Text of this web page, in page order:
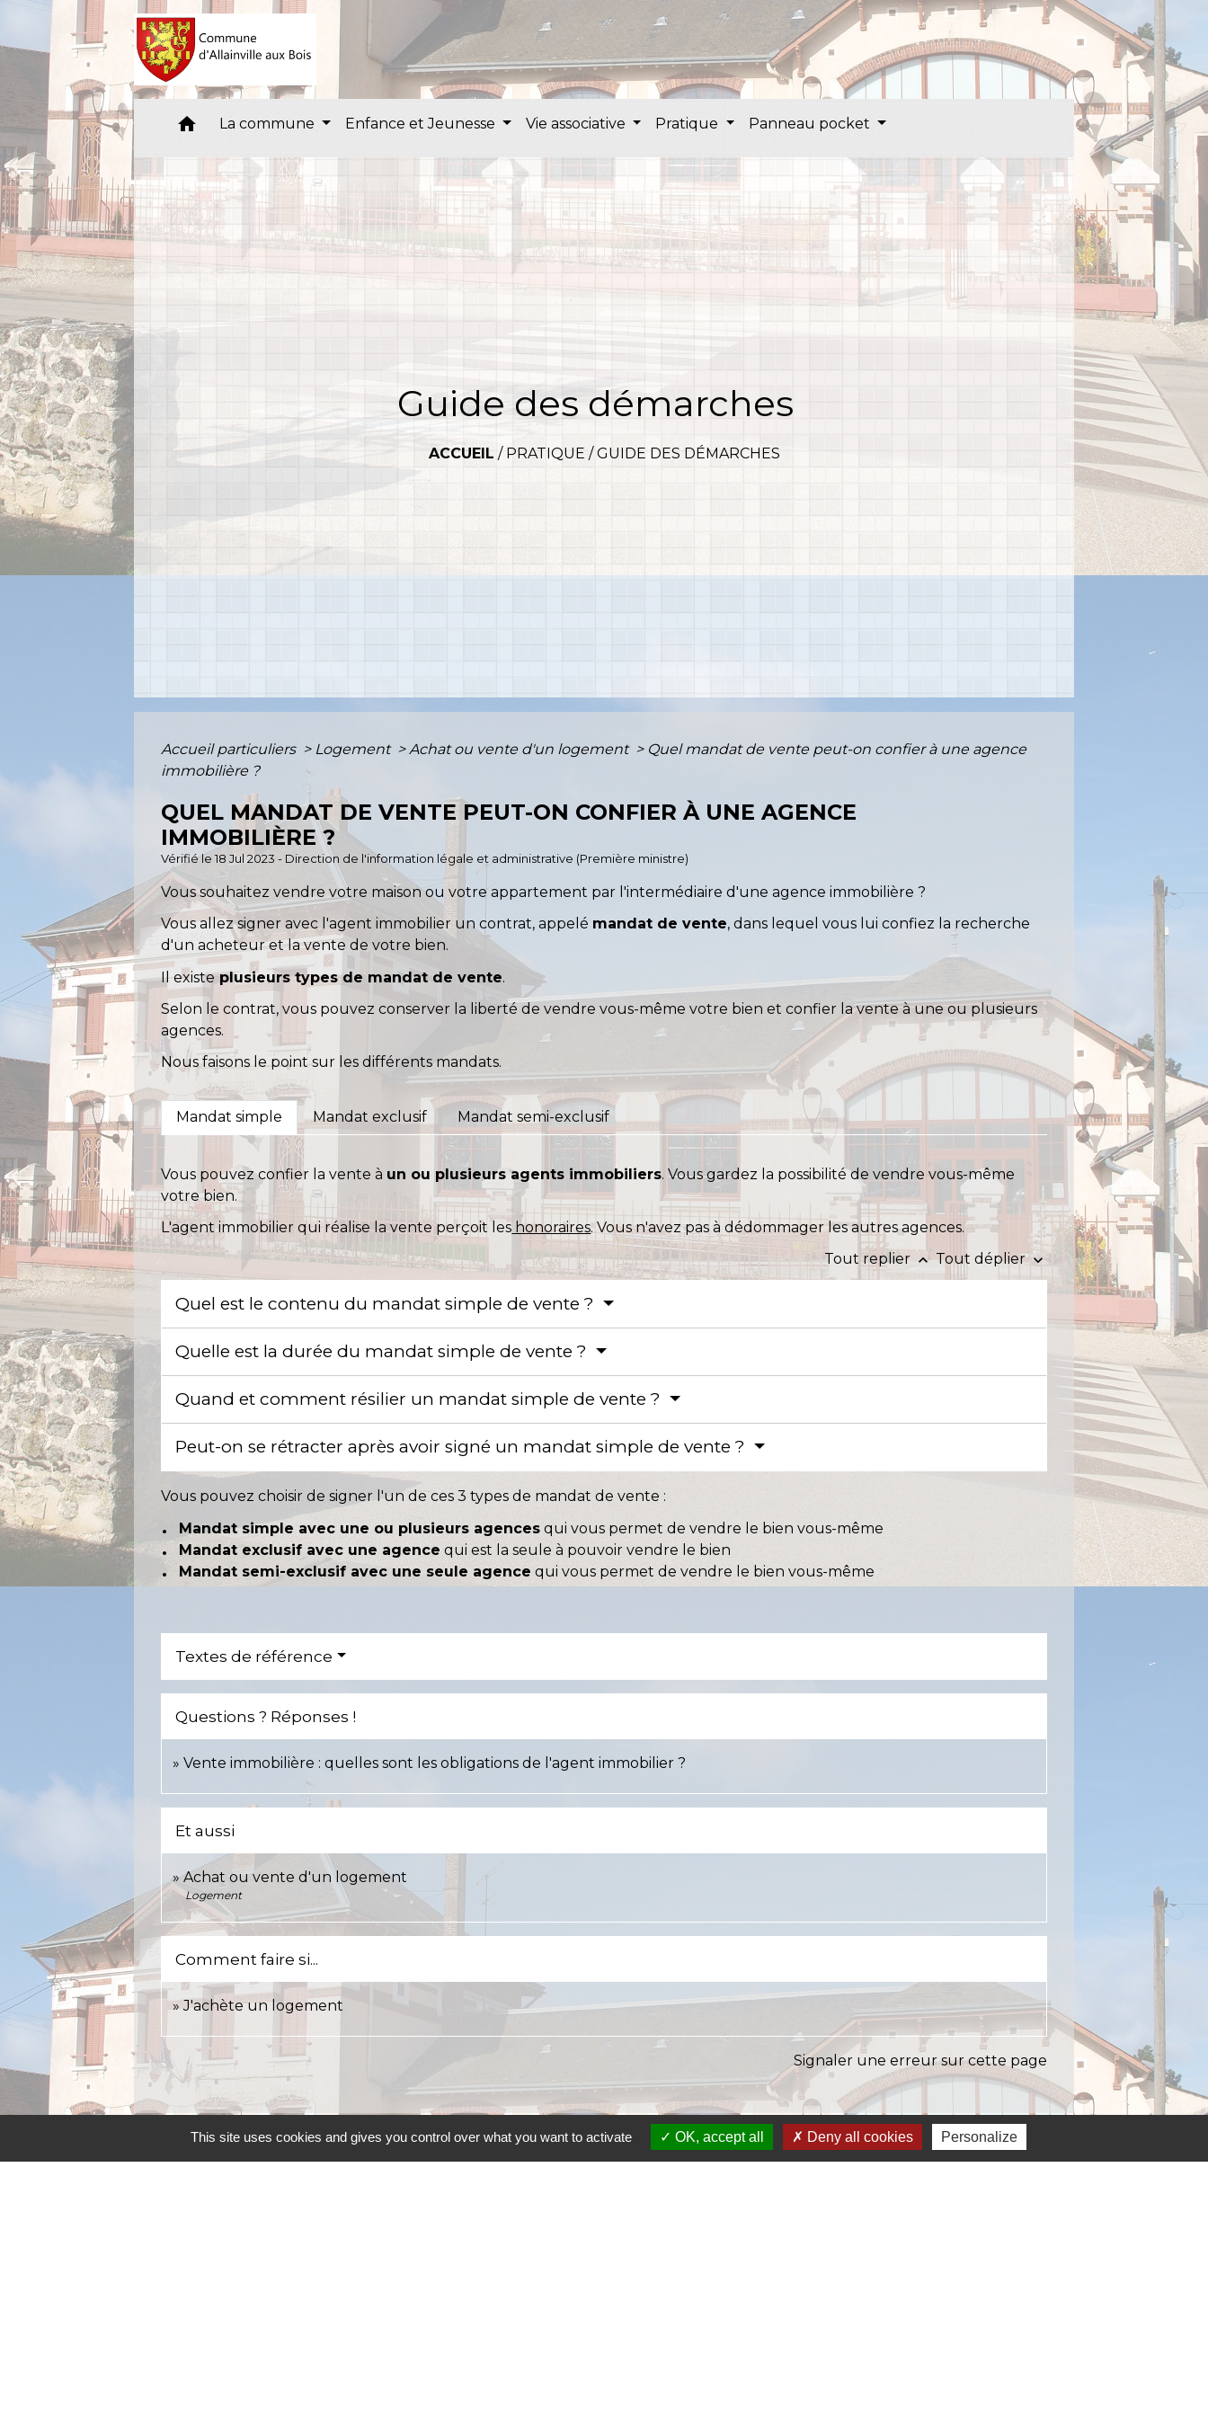
home La commune Enfance et Jeunesse Vie associative Pratique Panneau pocket
Guide des démarches
ACCUEIL / PRATIQUE /GUIDE DES DÉMARCHES
Accueil particuliers > Logement > Achat ou vente d'un logement > Quel mandat de vente peut-on confier à une agence
immobilière ?
QUEL MANDAT DE VENTE PEUT-ON CONFIER À UNE AGENCE
IMMOBILIÈRE ?
Vérifié le 18 Jul 2023 - Direction de l'information légale et administrative (Première ministre)
Vous souhaitez vendre votre maison ou votre appartement par l'intermédiaire d'une agence immobilière ?
Vous allez signer avec l'agent immobilier un contrat, appelé mandat de vente, dans lequel vous lui confiez la recherche
d'un acheteur et la vente de votre bien.
Il existeplusieurs types de mandat de vente.
Selon le contrat, vous pouvez conserver la liberté de vendre vous-même votre bien et confier la vente à une ou plusieurs
agences.
Nous faisons le point sur les différents mandats.
Mandat simple Mandat exclusif Mandat semi-exclusif
Vous pouvez confier la vente à un ou plusieurs agents immobiliers. Vous gardez la possibilité de vendre vous-même
votre bien.
L'agent immobilier qui réalise la vente perçoit les honoraires. Vous n'avez pas à dédommager les autres agences.
Tout replier keyboard_arrow_up Tout déplierkeyboard_arrow_down
Quel est le contenu du mandat simple de vente ?
Quelle est la durée du mandat simple de vente ?
Quand et comment résilier un mandat simple de vente ?
Peut-on se rétracter après avoir signé un mandat simple de vente ?
Vous pouvez choisir de signer l'un de ces 3 types de mandat de vente :
Mandat simple avec une ou plusieurs agences qui vous permet de vendre le bien vous-même
Mandat exclusif avec une agence qui est la seule à pouvoir vendre le bien
Mandat semi-exclusif avec une seule agence qui vous permet de vendre le bien vous-même
Textes de référence
Questions ? Réponses !
Vente immobilière : quelles sont les obligations de l'agent immobilier ?
Et aussi
Achat ou vente d'un logement
Logement
Comment faire si...
J'achète un logement
Signaler une erreur sur cette page
This site uses cookies and gives you control over what you want to activate OK, accept all Deny all cookies Personalize